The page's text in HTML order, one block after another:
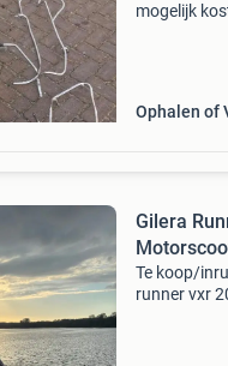
mogelijk
Ophalen of
Gilera
Te koop/
runner vxr